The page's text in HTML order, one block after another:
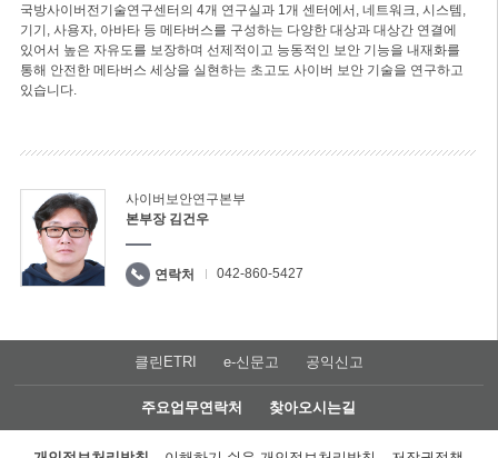
국방사이버전기술연구센터의 4개 연구실과 1개 센터에서, 네트워크, 시스템,
기기, 사용자, 아바타 등 메타버스를 구성하는 다양한 대상과 대상간 연결에
있어서 높은 자유도를 보장하며 선제적이고 능동적인 보안 기능을 내재화를
통해 안전한 메타버스 세상을 실현하는 초고도 사이버 보안 기술을 연구하고
있습니다.
사이버보안연구본부
본부장 김건우
연락처 042-860-5427
클린ETRI e-신문고 공익신고
주요업무연락처 찾아오시는길